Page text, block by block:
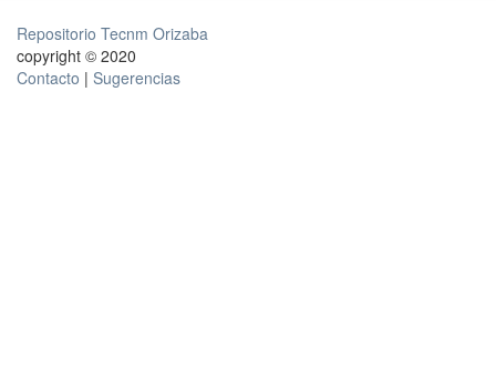
Repositorio Tecnm Orizaba
copyright © 2020
Contacto | Sugerencias